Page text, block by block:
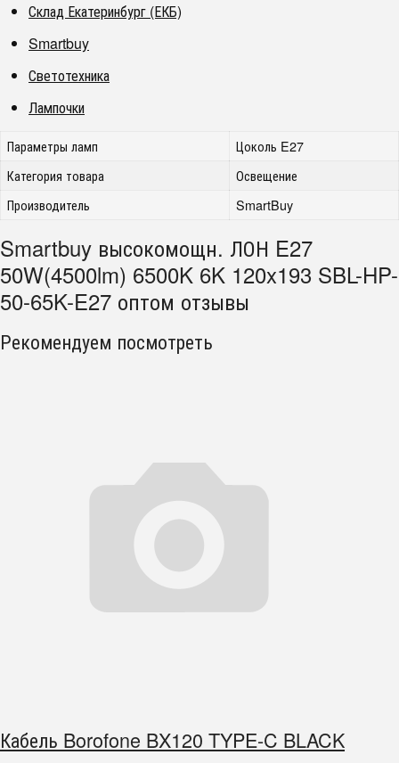
Склад Екатеринбург (ЕКБ)
Smartbuy
Светотехника
Лампочки
Параметры ламп
Цоколь E27
Категория товара
Освещение
Производитель
SmartBuy
Smartbuy высокомощн. ЛОН E27
50W(4500lm) 6500K 6K 120x193 SBL-HP-
50-65K-E27 оптом отзывы
Рекомендуем посмотреть
Кабель Borofone BX120 TYPE-C BLACK